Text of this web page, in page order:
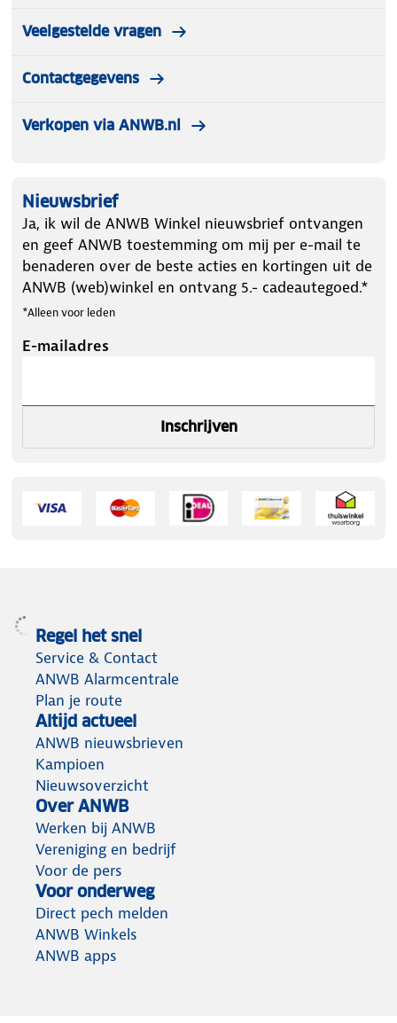
Veelgestelde vragen
Contactgegevens
Verkopen via ANWB.nl
Nieuwsbrief
Ja, ik wil de ANWB Winkel nieuwsbrief ontvangen
en geef ANWB toestemming om mij per e-mail te
benaderen over de beste acties en kortingen uit de
ANWB (web)winkel en ontvang 5.- cadeautegoed.*
*Alleen voor leden
E-mailadres
Inschrijven
Regel het snel
Service & Contact
ANWB Alarmcentrale
Plan je route
Altijd actueel
ANWB nieuwsbrieven
Kampioen
Nieuwsoverzicht
Over ANWB
Werken bij ANWB
Vereniging en bedrijf
Voor de pers
Voor onderweg
Direct pech melden
ANWB Winkels
ANWB apps